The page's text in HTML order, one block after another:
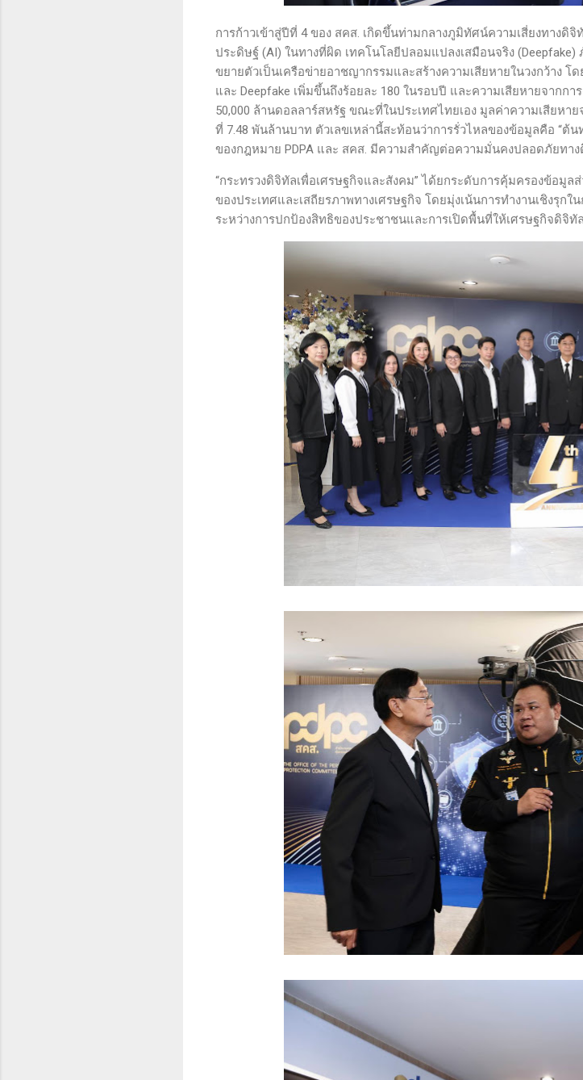
การก้าวเข้าสู่ปีที่ 4 ของ สคส. เกิดขึ้นท่ามกลางภูมิทัศน์ความเสี่ยงทาง
ประดิษฐ์ (AI) ในทางที่ผิด เทคโนโลยีปลอมแปลงเสมือนจริง
ขยายตัวเป็นเครือข่ายอาชญากรรมและสร้างความเสียหายในวงกว้าง
และ Deepfake เพิ่มขึ้นถึงร้อยละ 180 ในรอบปี และความเสียหายจาก
50,000 ล้านดอลลาร์สหรัฐ ขณะที่ในประเทศไทยเอง มูลค่าความเสียห
ที่ 7.48 พันล้านบาท ตัวเลขเหล่านี้สะท้อนว่าการรั่วไหลของข้อมูลคือ “ต้
ของกฎหมาย PDPA และ สคส. มีความสำคัญต่อความมั่นคงปลอดภัยทา
“กระทรวงดิจิทัลเพื่อเศรษฐกิจและสังคม” ได้ยกระดับการคุ้มครองข้อมู
ของประเทศและเสถียรภาพทางเศรษฐกิจ โดยมุ่งเน้นการทำงานเชิงรุ
ระหว่างการปกป้องสิทธิของประชาชนและการเปิดพื้นที่ให้เศรษฐกิจดิจิ